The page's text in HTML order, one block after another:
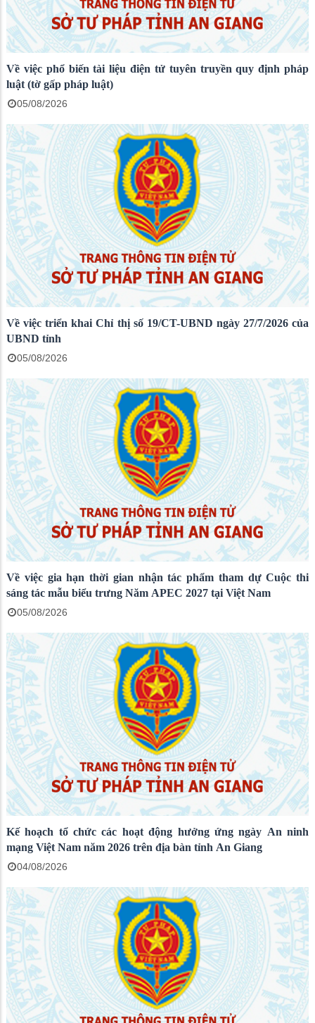
Về việc phổ biến tài liệu điện tử tuyên truyền quy định pháp
luật (tờ gấp pháp luật)
05/08/2026
Về việc triển khai Chỉ thị số 19/CT-UBND ngày 27/7/2026 của
UBND tỉnh
05/08/2026
Về việc gia hạn thời gian nhận tác phẩm tham dự Cuộc thi
sáng tác mẫu biểu trưng Năm APEC 2027 tại Việt Nam
05/08/2026
Kế hoạch tổ chức các hoạt động hưởng ứng ngày An ninh
mạng Việt Nam năm 2026 trên địa bàn tỉnh An Giang
04/08/2026